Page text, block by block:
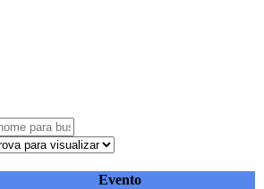
Evento